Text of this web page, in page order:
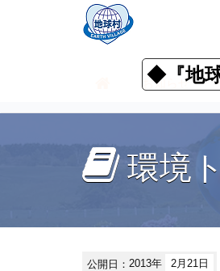
◆『地
お知らせ
環境
公開日：2013年 2月21日